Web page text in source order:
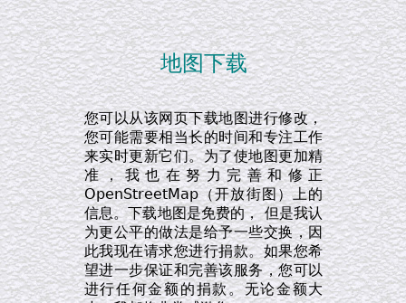
地图下载
您可以从该网页下载地图进行修改，
您可能需要相当长的时间和专注工作
来实时更新它们。为了使地图更加精
准，我也在努力完善和修正
OpenStreetMap（开放街图）上的
信息。下载地图是免费的， 但是我认
为更公平的做法是给予一些交换，因
此我现在请求您进行捐款。如果您希
望进一步保证和完善该服务，您可以
进行任何金额的捐款。无论金额大